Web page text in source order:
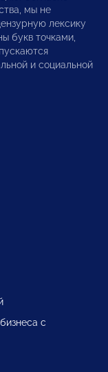
мы не
лексику
букв точками,
и социальной
с